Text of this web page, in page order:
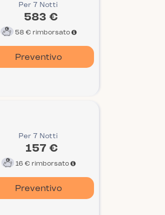
Per 7 Notti
583 €
58 € rimborsato
Preventivo
Per 7 Notti
157 €
16 € rimborsato
Preventivo